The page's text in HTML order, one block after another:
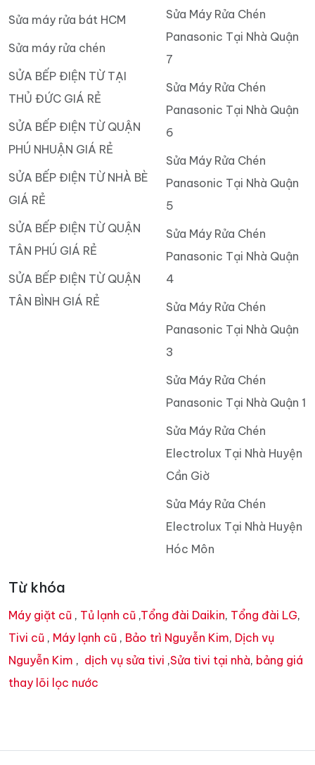
Sửa máy rửa bát HCM
Sửa máy rửa chén
SỬA BẾP ĐIỆN TỪ TẠI
THỦ ĐỨC GIÁ RẺ
SỬA BẾP ĐIỆN TỪ QUẬN
PHÚ NHUẬN GIÁ RẺ
SỬA BẾP ĐIỆN TỪ NHÀ BÈ
GIÁ RẺ
SỬA BẾP ĐIỆN TỪ QUẬN
TÂN PHÚ GIÁ RẺ
SỬA BẾP ĐIỆN TỪ QUẬN
TÂN BÌNH GIÁ RẺ
Sửa Máy Rửa Chén
Panasonic Tại Nhà Quận
7
Sửa Máy Rửa Chén
Panasonic Tại Nhà Quận
6
Sửa Máy Rửa Chén
Panasonic Tại Nhà Quận
5
Sửa Máy Rửa Chén
Panasonic Tại Nhà Quận
4
Sửa Máy Rửa Chén
Panasonic Tại Nhà Quận
3
Sửa Máy Rửa Chén
Panasonic Tại Nhà Quận 1
Sửa Máy Rửa Chén
Electrolux Tại Nhà Huyện
Cần Giờ
Sửa Máy Rửa Chén
Electrolux Tại Nhà Huyện
Hóc Môn
Từ khóa
Máy giặt cũ , Tủ lạnh cũ ,Tổng đài Daikin, Tổng đài LG,
Tivi cũ , Máy lạnh cũ , Bảo trì Nguyễn Kim, Dịch vụ
Nguyễn Kim , dịch vụ sửa tivi ,Sửa tivi tại nhà, bảng giá
thay lõi lọc nước